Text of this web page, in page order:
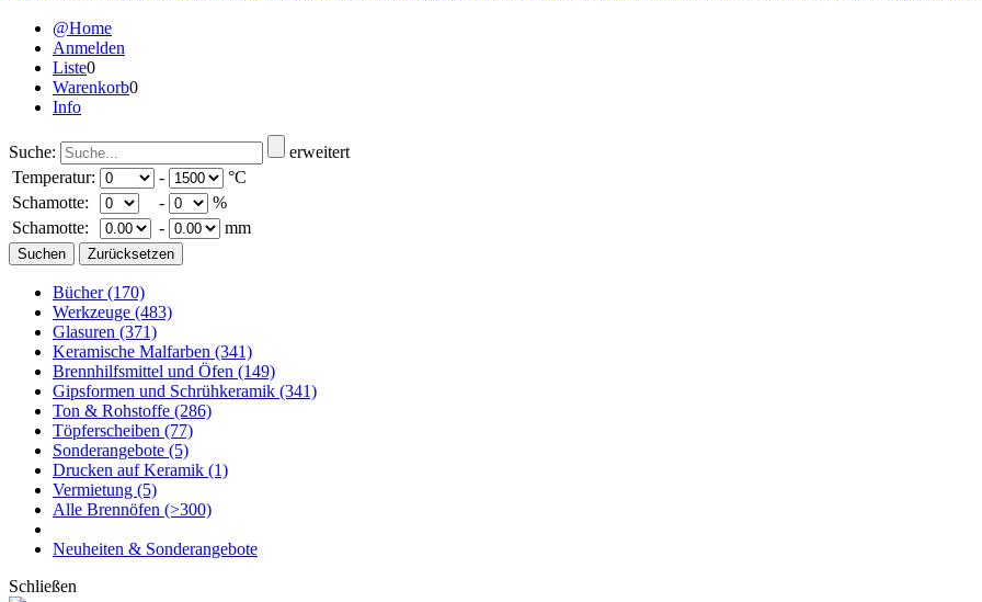
@Home
Anmelden
Liste0
Warenkorb0
Info
Suche:
erweitert
Temperatur:
-
°C
Schamotte:
-
%
Schamotte:
- mm
Bücher(170)
Werkzeuge (483)
Glasuren (371)
Keramische Malfarben (341)
Brennhilfsmittel und Öfen (149)
Gipsformen und Schrühkeramik (341)
Ton & Rohstoffe (286)
Töpferscheiben (77)
Sonderangebote (5)
Drucken auf Keramik (1)
Vermietung (5)
Alle Brennöfen (>300)
Neuheiten & Sonderangebote
Schließen